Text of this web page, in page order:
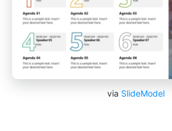
via SlideModel